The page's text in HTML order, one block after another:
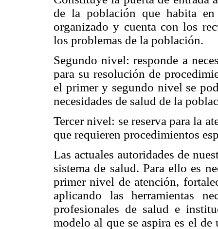
de la población que habita
organizado y cuenta con los
los problemas de la población.
Segundo nivel: responde a
para su resolución de
el primer y segundo nivel se
necesidades de salud de la
Tercer nivel: se reserva para la
que requieren procedimientos
Las actuales autoridades de
sistema de salud. Para ello es
primer nivel de atención,
aplicando las herramientas
profesionales de salud e
modelo al que se aspira es el de